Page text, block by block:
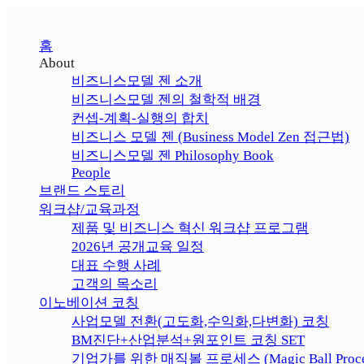
홈
About
비즈니스모델 젠 소개
비즈니스모델 젠의 철학적 배경
컨셉-계획-실행의 합치
비즈니스 모델 젠 (Business Model Zen 접근법)
비즈니스모델 젠 Philosophy Book
People
브랜드 스토리
워크샵/교육과정
제품 및 비즈니스 혁신 워크샵 프로그램
2026년 공개교육 일정
대표 수행 사례
고객의 목소리
이노베이션 코칭
사업모델 전환(고도화,수익화,다변화) 코칭
BM진단+산업분석+원포인트 코칭 SET
기업가를 위한 매직볼 프로세스 (Magic Ball